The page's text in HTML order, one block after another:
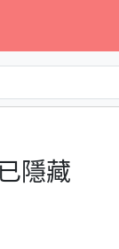
隱藏